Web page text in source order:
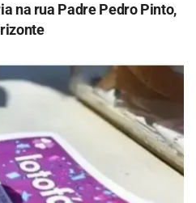
na rua Padre Pedro Pinto,